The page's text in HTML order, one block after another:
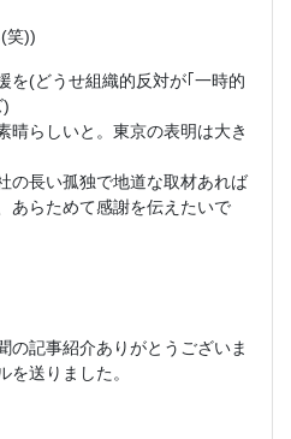
笑))
を(どうせ組織的反対が｢一時的
)
晴らしいと。東京の表明は大き
の長い孤独で地道な取材あれば
あらためて感謝を伝えたいで
の記事紹介ありがとうございま
を送りました。